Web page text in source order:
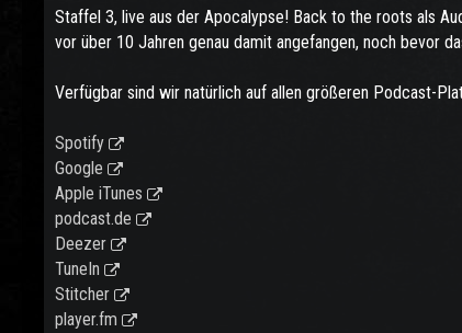
Staffel 3, live aus der Apocalypse! Back to the roots als
vor über 10 Jahren genau damit angefangen, noch bevor
Verfügbar sind wir natürlich auf allen größeren Podcast-
Spotify
Google
Apple iTunes
podcast.de
Deezer
TuneIn
Stitcher
player.fm